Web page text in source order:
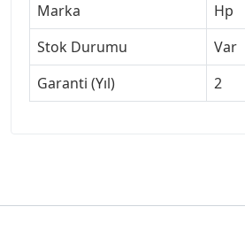
Marka
Hp
Stok Durumu
Var
Garanti (Yıl)
2